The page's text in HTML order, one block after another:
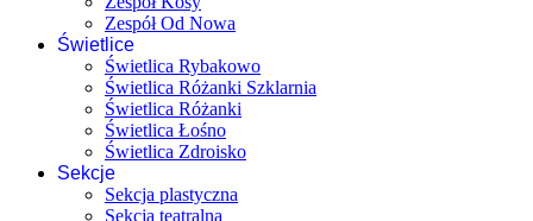
Zespół Od Nowa
Świetlice
Świetlica Rybakowo
Świetlica Różanki Szklarnia
Świetlica Różanki
Świetlica Łośno
Świetlica Zdroisko
Sekcje
Sekcja plastyczna
Sekcja teatralna